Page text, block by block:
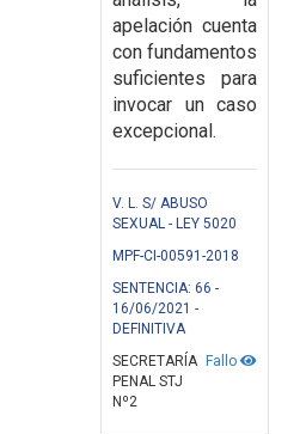
apelación cuenta
con fundamentos
suficientes para
invocar un caso
excepcional.
V. L. S/ ABUSO
SEXUAL - LEY 5020
MPF-CI-00591-2018
SENTENCIA: 66 -
16/06/2021 -
DEFINITIVA
Fallo
SECRETARÍA
PENAL STJ
Nº2